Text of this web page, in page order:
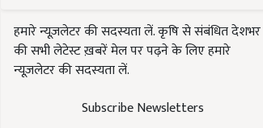
हमारे न्यूज़लेटर की सदस्यता लें. कृषि से संबंधित देशभर
की सभी लेटेस्ट ख़बरें मेल पर पढ़ने के लिए हमारे
न्यूज़लेटर की सदस्यता लें.
Subscribe Newsletters